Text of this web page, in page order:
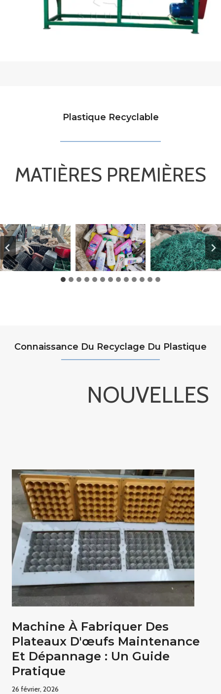
Plastique Recyclable
MATIÈRES PREMIÈRES
Connaissance Du Recyclage Du Plastique
NOUVELLES
Machine À Fabriquer Des
Plateaux D'œufs Maintenance
Et Dépannage : Un Guide
Pratique
26 février, 2026